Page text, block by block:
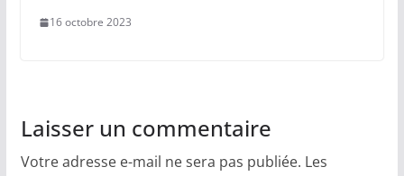
16 octobre 2023
Laisser un commentaire
Votre adresse e-mail ne sera pas publiée. Les